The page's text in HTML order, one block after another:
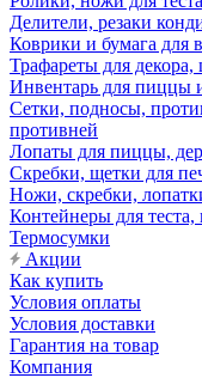
Делители, резаки
Коврики и бумага
Трафареты для
Инвентарь для пиццы
Сетки, подносы,
противней
Лопаты для пиццы,
Скребки, щетки для
Ножи, скребки,
Контейнеры для
Термосумки
Акции
Как купить
Условия оплаты
Условия доставки
Гарантия на товар
Компания